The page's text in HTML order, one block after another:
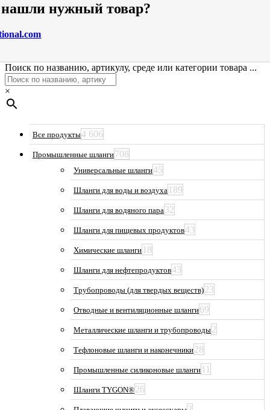
нужный товар?
Поиск по названию, артикулу, среде или категории товара ...
×
Все продукты4 606
Промышленные шланги708
Универсальные шланги45
Шланги для воды и воздуха 189
Шланги для водяного пара32
Шланги для пищевых продуктов43
Химические шланги 18
Шланги для нефтепродуктов43
Трубопроводы (для твердых веществ)23
Отводные и вентиляционные шланги69
Металлические шланги и трубопроводы2
Тефлоновые шланги и наконечники28
Промышленные силиконовые шланги 11
Шланги TYGON®26